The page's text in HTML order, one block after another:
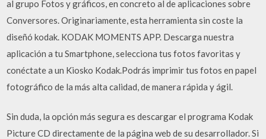
al grupo Fotos y gráficos, en concreto al de aplicaciones sobre
Conversores. Originariamente, esta herramienta sin coste la
diseñó kodak. KODAK MOMENTS APP. Descarga nuestra
aplicación a tu Smartphone, selecciona tus fotos favoritas y
conéctate a un Kiosko Kodak.Podrás imprimir tus fotos en papel
fotográfico de la más alta calidad, de manera rápida y ágil.
Sin duda, la opción más segura es descargar el programa Kodak
Picture CD directamente de la página web de su desarrollador. Si